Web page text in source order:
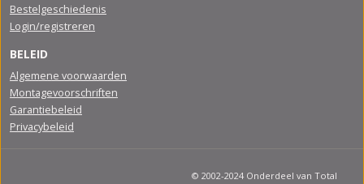
Bestelgeschiedenis
Login/registreren
BELEID
Algemene voorwaarden
Montagevoorschriften
Garantiebeleid
Privacybeleid
© 2002-2024 Onderdeel van Total